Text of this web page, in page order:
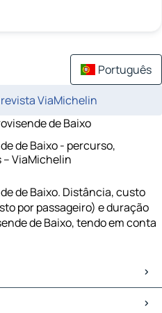
Português
ViaMichelin
de Baixo
de Baixo - percurso,
ViaMichelin
de Baixo. Distância, custo
por passageiro) e duração
de Baixo, tendo em conta